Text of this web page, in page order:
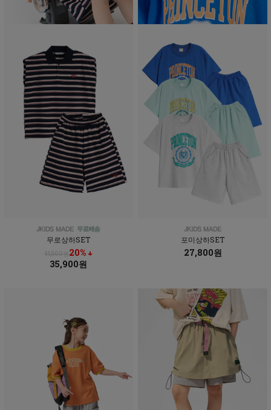
무로상하SET
44,800원20% ↓
35,900원
포미상하SET
27,800원